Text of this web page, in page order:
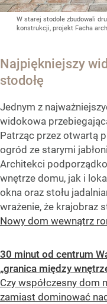
W starej stodole zbudowali
konstrukcji, projekt Facha
Najpiękniejszy
stodołę
Jednym z
widokowa
Patrząc przez otwartą
ogród ze starymi
Architekci
wnętrze domu, jak i
okna oraz stołu
wrażenie, że krajobraz
Nowy dom wewnątrz
30 minut od centrum
„granica między
Czy współczesny dom
zamiast dominować